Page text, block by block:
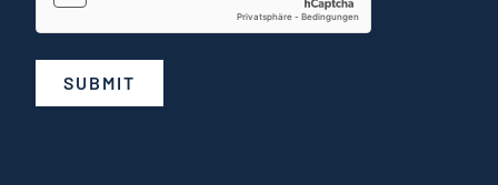
SUBMIT